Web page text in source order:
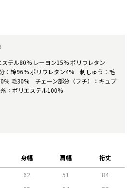
テル80% レーヨン15% ポリウレタン
：綿96% ポリウレタン4% 刺しゅう：毛
％ 毛30% チェーン部分（フチ）：キュプ
：ポリエステル100%
身幅 肩幅 裄丈
62 51
84